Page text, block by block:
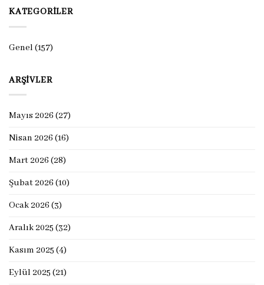
KATEGORILER
Genel(157)
ARŞIVLER
Mayıs 2026 (27)
Nisan 2026 (16)
Mart 2026 (28)
Şubat 2026 (10)
Ocak 2026 (3)
Aralık 2025 (32)
Kasım 2025 (4)
Eylül 2025 (21)